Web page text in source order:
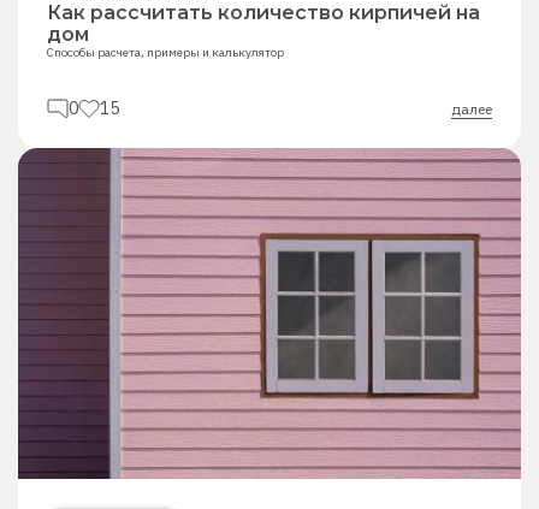
Как рассчитать количество кирпичей на
дом
Способы расчета, примеры и калькулятор
0 15 далее